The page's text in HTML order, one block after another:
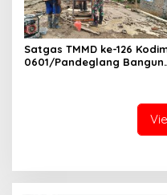
Satgas TMMD ke-126
0601/Pandeglang Bangun